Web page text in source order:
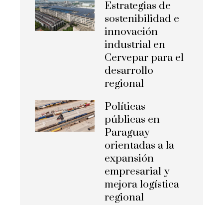
Estrategias de
sostenibilidad e
innovación
industrial en
Cervepar para el
desarrollo
regional
Políticas
públicas en
Paraguay
orientadas a la
expansión
empresarial y
mejora logística
regional